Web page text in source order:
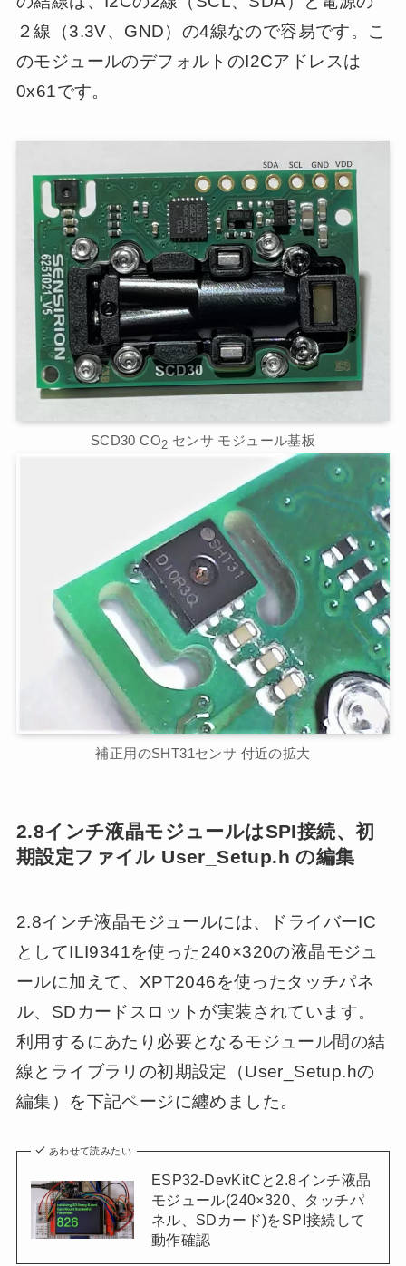
２線（3.3V、GND）の4線なので容易です。こ
のモジュールのデフォルトのI2Cアドレスは
0x61です。
SCD30 CO2 センサ モジュール基板
補正用のSHT31センサ 付近の拡大
2.8インチ液晶モジュールはSPI接続、初
期設定ファイル User_Setup.h の編集
2.8インチ液晶モジュールには、ドライバーIC
としてILI9341を使った240×320の液晶モジュ
ールに加えて、XPT2046を使ったタッチパネ
ル、SDカードスロットが実装されています。
利用するにあたり必要となるモジュール間の結
線とライブラリの初期設定（User_Setup.hの
編集）を下記ページに纏めました。
あわせて読みたい
ESP32-DevKitCと2.8インチ液晶
モジュール(240×320、タッチパ
ネル、SDカード)をSPI接続して
動作確認